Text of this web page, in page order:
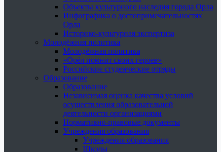
Объекты культурного наследия города Орла
Инфографика о достопримечательностях
Орла
Историко-культурная экспертиза
Молодёжная политика
Молодёжная политика
«Орёл помнит своих героев»
Российские студенческие отряды
Образование
Образование
Независимая оценка качества условий
осуществления образовательной
деятельности организациями
Нормативно-правовые документы
Учреждения образования
Учреждения образования
Школы